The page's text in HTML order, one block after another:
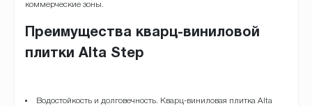
коммерческие зоны.
Преимущества кварц-виниловой
плитки Alta Step
Водостойкость и долговечность. Кварц-виниловая плитка Alta